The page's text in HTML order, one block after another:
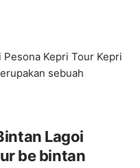
Kepri Tour Kepri
sebuah
Lagoi
be bintan